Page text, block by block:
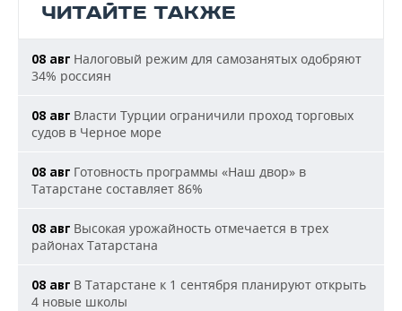
ЧИТАЙТЕ ТАКЖЕ
08 авг Налоговый режим для самозанятых одобряют
34% россиян
08 авг Власти Турции ограничили проход торговых
судов в Черное море
08 авг Готовность программы «Наш двор» в
Татарстане составляет 86%
08 авг Высокая урожайность отмечается в трех
районах Татарстана
08 авг В Татарстане к 1 сентября планируют открыть
4 новые школы